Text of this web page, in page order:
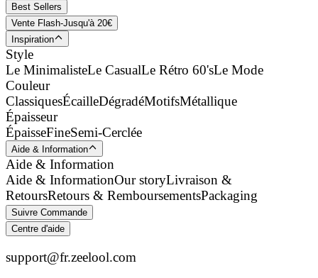
Best Sellers
Vente Flash-Jusqu'à 20€
Inspiration
Style
Le MinimalisteLe CasualLe Rétro 60'sLe Mode
Couleur
ClassiquesÉcailleDégradéMotifsMétallique
Épaisseur
ÉpaisseFineSemi-Cerclée
Aide & Information
Aide & Information
Aide & InformationOur storyLivraison &
RetoursRetours & RemboursementsPackaging
Suivre Commande
Centre d'aide
support@fr.zeelool.com